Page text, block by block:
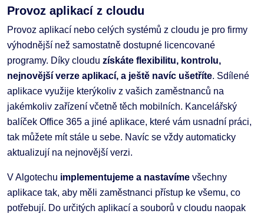
Provoz aplikací z cloudu
Provoz aplikací nebo celých systémů z cloudu je pro firmy
výhodnější než samostatně dostupné licencované
programy. Díky cloudu získáte flexibilitu, kontrolu,
nejnovější verze aplikací, a ještě navíc ušetříte. Sdílené
aplikace využije kterýkoliv z vašich zaměstnanců na
jakémkoliv zařízení včetně těch mobilních. Kancelářský
balíček Office 365 a jiné aplikace, které vám usnadní práci,
tak můžete mít stále u sebe. Navíc se vždy automaticky
aktualizují na nejnovější verzi.
V Algotechu implementujeme a nastavíme všechny
aplikace tak, aby měli zaměstnanci přístup ke všemu, co
potřebují. Do určitých aplikací a souborů v cloudu naopak